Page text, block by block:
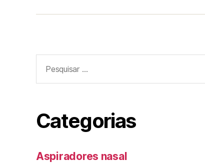
por:
Categorias
Aspiradores nasal